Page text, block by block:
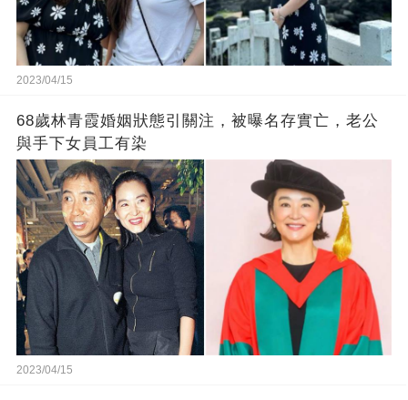
2023/04/15
68歲林青霞婚姻狀態引關注，被曝名存實亡，老公
與手下女員工有染
2023/04/15